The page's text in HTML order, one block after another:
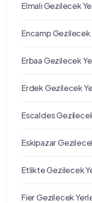
Elmalı Gezilecek
Encamp Gezilecek
Erbaa Gezilecek
Erdek Gezilecek
Escaldes
Eskipazar
Etlikte Gezilecek
Fier Gezilecek